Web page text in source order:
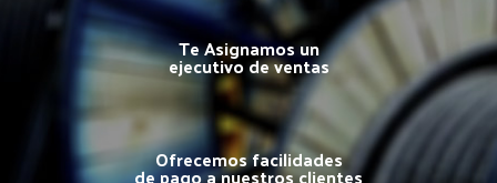
Te Asignamos un
ejecutivo de ventas
Ofrecemos facilidades